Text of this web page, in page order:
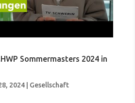
Sommermasters 2024 in
2024| Gesellschaft